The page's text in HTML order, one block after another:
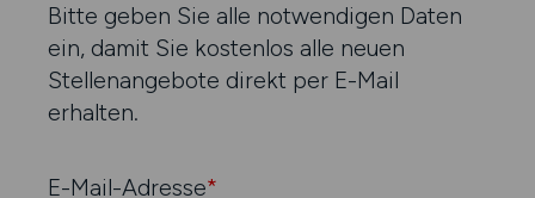
Bitte geben Sie alle notwendigen Daten
ein, damit Sie kostenlos alle neuen
Stellenangebote direkt per E-Mail
erhalten.
E-Mail-Adresse*